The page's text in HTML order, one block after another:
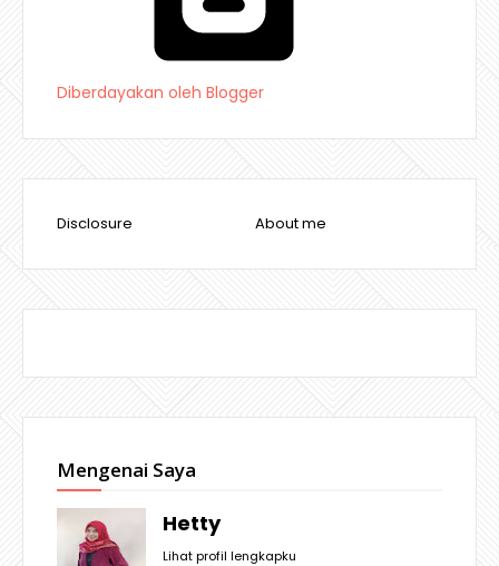
Diberdayakan oleh Blogger
Disclosure About me
Mengenai Saya
Hetty
Lihat profil lengkapku